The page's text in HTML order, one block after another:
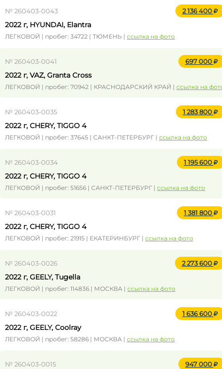
№ 260403-0043 2 136 400
2022 г, HYUNDAI, Elantra
ЛЕГКОВОЙ | пробег: 34722 | ТЮМЕНЬ | ссылка на фото
№ 260403-0041 697 000
2022 г, VAZ, Granta Cross
ЛЕГКОВОЙ | пробег: 70942 | КРАСНОДАРСКИЙ КРАЙ | ссылка на
№ 260403-0035 1 283 800
2022 г, CHERY, TIGGO 4
ЛЕГКОВОЙ | пробег: 37645 | САНКТ-ПЕТЕРБУРГ | ссылка на фото
№ 260403-0034 1 195 600
2022 г, CHERY, TIGGO 4
ЛЕГКОВОЙ | пробег: 51656 | САНКТ-ПЕТЕРБУРГ | ссылка на фото
№ 260403-0031 1 381 800
2022 г, CHERY, TIGGO 4
ЛЕГКОВОЙ | пробег: 21915 | ЕКАТЕРИНБУРГ | ссылка на фото
№ 260403-0026 2 273 600
2022 г, GEELY, Tugella
ЛЕГКОВОЙ | пробег: 114836 | МОСКВА | ссылка на фото
№ 260403-0022 1 636 600
2022 г, GEELY, Coolray
ЛЕГКОВОЙ | пробег: 58286 | МОСКВА | ссылка на фото
№ 260403-0015 947 000